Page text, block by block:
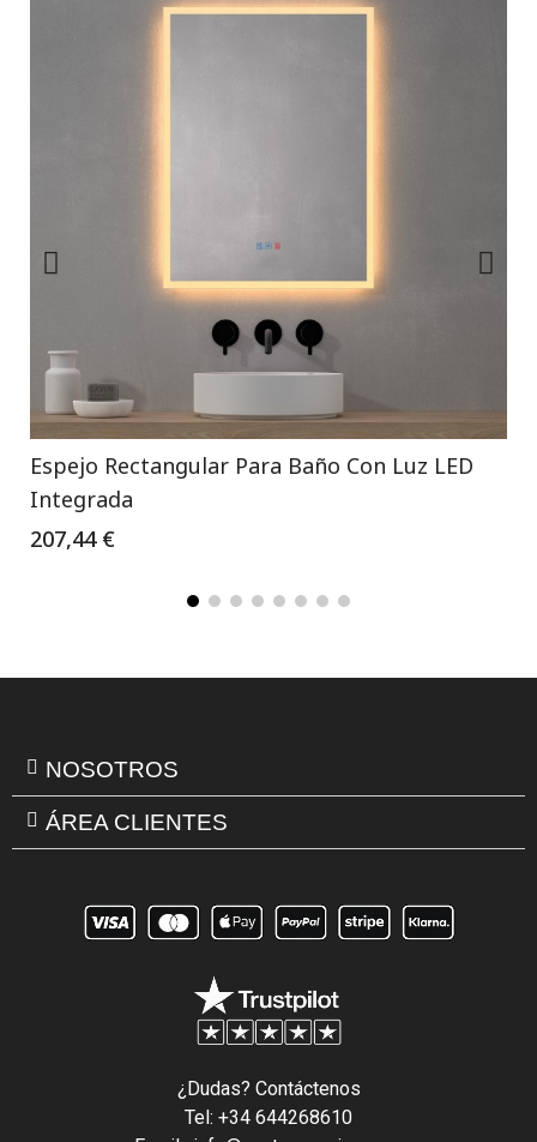
Espejo Rectangular Para Baño Con Luz LED
Integrada
207,44 €
NOSOTROS
ÁREA CLIENTES
¿Dudas? Contáctenos
Tel: +34 644268610